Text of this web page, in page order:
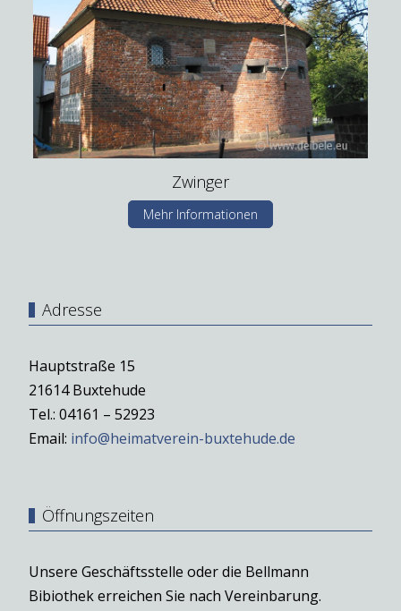
Zwinger
Mehr Informationen
Adresse
Hauptstraße 15
21614 Buxtehude
Tel.: 04161 – 52923
Email: info@heimatverein-buxtehude.de
Öffnungszeiten
Unsere Geschäftsstelle oder die Bellmann
Bibiothek erreichen Sie nach Vereinbarung.